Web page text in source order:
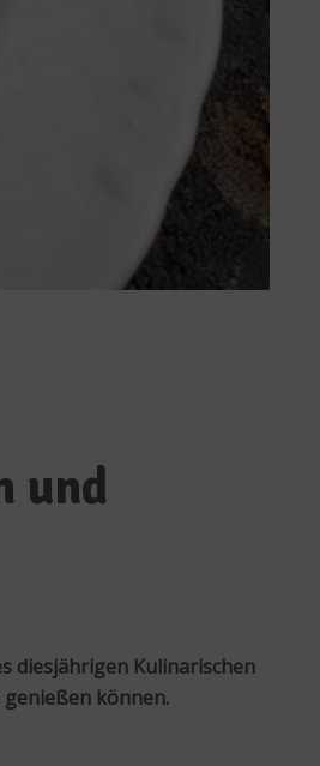
und
diesjährigen Kulinarischen
genießen können.